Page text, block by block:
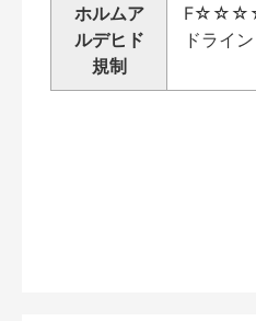
ホルムア
ルデヒド
規制
F☆☆☆☆
ドライン